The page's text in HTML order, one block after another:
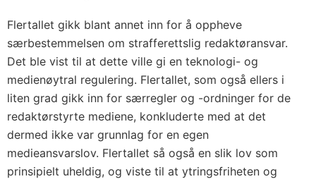
Flertallet gikk blant annet inn for å oppheve
særbestemmelsen om strafferettslig redaktøransvar.
Det ble vist til at dette ville gi en teknologi- og
medienøytral regulering. Flertallet, som også ellers i
liten grad gikk inn for særregler og -ordninger for de
redaktørstyrte mediene, konkluderte med at det
dermed ikke var grunnlag for en egen
medieansvarslov. Flertallet så også en slik lov som
prinsipielt uheldig, og viste til at ytringsfriheten og